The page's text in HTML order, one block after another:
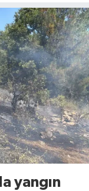
yangın